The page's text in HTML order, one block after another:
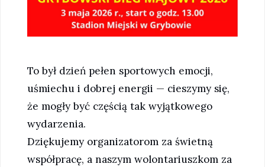
To był dzień pełen sportowych emocji,
uśmiechu i dobrej energii — cieszymy się,
że mogły być częścią tak wyjątkowego
wydarzenia.
Dziękujemy organizatorom za świetną
współpracę, a naszym wolontariuszkom za